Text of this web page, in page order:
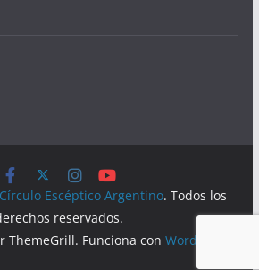
Círculo Escéptico Argentino. Todos los
reservados.
ThemeGrill. Funciona conWordPress